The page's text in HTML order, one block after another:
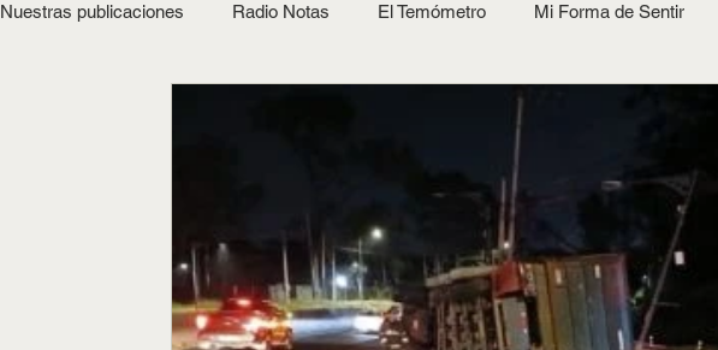
Nuestras publicaciones Radio Notas El Temómetro Mi Forma de Sentir